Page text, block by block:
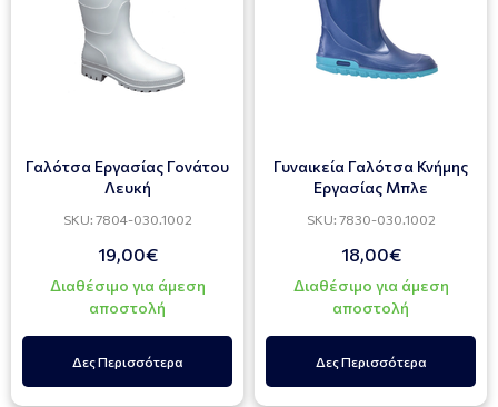
Γαλότσα Εργασίας Γονάτου
Λευκή
SKU: 7804-030.1002
19,00€
Διαθέσιμο για άμεση
αποστολή
Δες Περισσότερα
Γυναικεία Γαλότσα Κνήμης
Εργασίας Μπλε
SKU: 7830-030.1002
18,00€
Διαθέσιμο για άμεση
αποστολή
Δες Περισσότερα